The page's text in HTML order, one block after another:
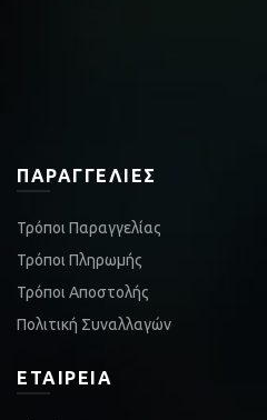
ΠΑΡΑΓΓΕΛΊΕΣ
Τρόποι Παραγγελίας
Τρόποι Πληρωμής
Τρόποι Αποστολής
Πολιτική Συναλλαγών
ΕΤΑΙΡΕΊΑ